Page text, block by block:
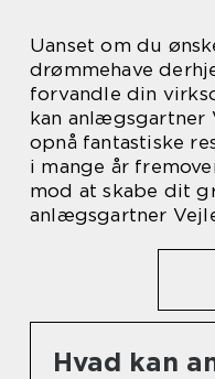
Uanset om du
drømmehave
forvandle din
kan
opnå fantastiske
i mange år
mod at skabe dit
anlægsgartner
Hvad kan